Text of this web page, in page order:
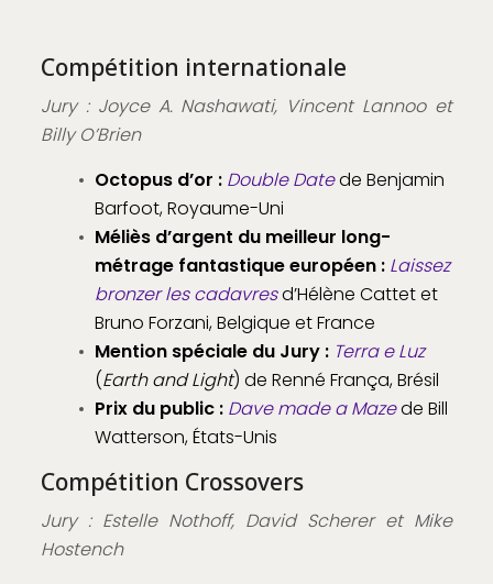
Compétition internationale
Jury : Joyce A. Nashawati, Vincent Lannoo et
Billy O’Brien
Octopus d’or : Double Datede Benjamin
Barfoot, Royaume-Uni
Méliès d’argent du meilleur long-
métrage fantastique européen : Laissez
bronzer les cadavresd’Hélène Cattet et
Bruno Forzani, Belgique et France
Mention spéciale du Jury : Terra e Luz
(Earth and Light) de Renné França, Brésil
Prix du public : Dave made a Mazede Bill
Watterson, États-Unis
Compétition Crossovers
Jury : Estelle Nothoff, David Scherer et Mike
Hostench